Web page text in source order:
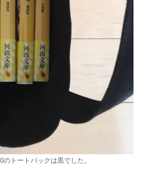
のトートバックは黒でした。